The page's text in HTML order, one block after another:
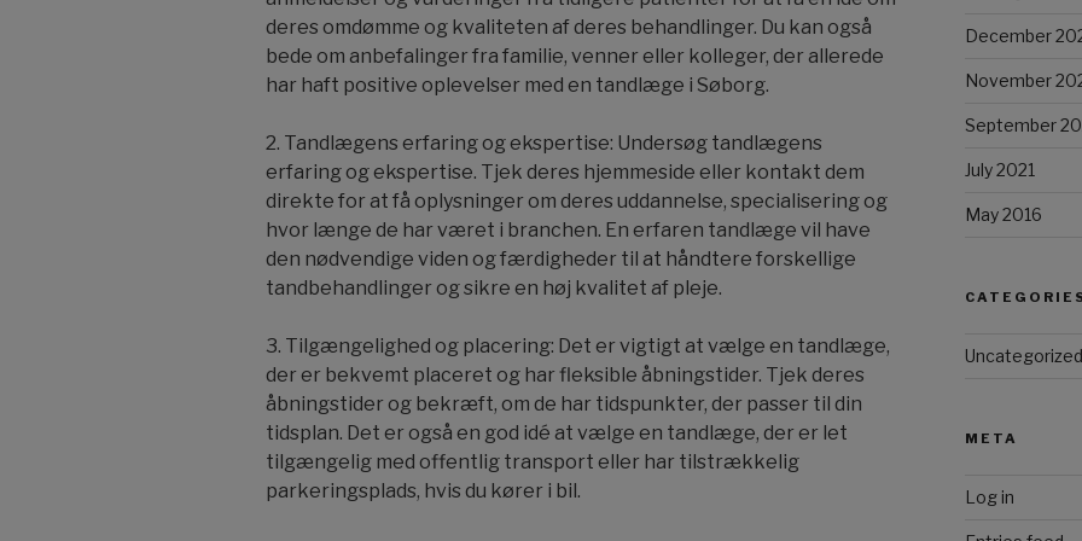
deres omdømme og kvaliteten af deres behandlinger. Du kan også
bede om anbefalinger fra familie, venner eller kolleger, der allerede
har haft positive oplevelser med en tandlæge i Søborg.
2. Tandlægens erfaring og ekspertise: Undersøg tandlægens
erfaring og ekspertise. Tjek deres hjemmeside eller kontakt dem
direkte for at få oplysninger om deres uddannelse, specialisering og
hvor længe de har været i branchen. En erfaren tandlæge vil have
den nødvendige viden og færdigheder til at håndtere forskellige
tandbehandlinger og sikre en høj kvalitet af pleje.
3. Tilgængelighed og placering: Det er vigtigt at vælge en tandlæge,
der er bekvemt placeret og har fleksible åbningstider. Tjek deres
åbningstider og bekræft, om de har tidspunkter, der passer til din
tidsplan. Det er også en god idé at vælge en tandlæge, der er let
tilgængelig med offentlig transport eller har tilstrækkelig
parkeringsplads, hvis du kører i bil.
December
November
September
July 2021
May 2016
Uncategorized
META
Log in